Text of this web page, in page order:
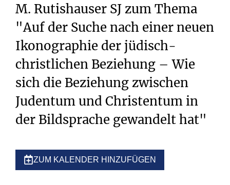
M. Rutishauser SJ zum Thema
"Auf der Suche nach einer neuen
Ikonographie der jüdisch-
christlichen Beziehung – Wie
sich die Beziehung zwischen
Judentum und Christentum in
der Bildsprache gewandelt hat"
ZUM KALENDER HINZUFÜGEN